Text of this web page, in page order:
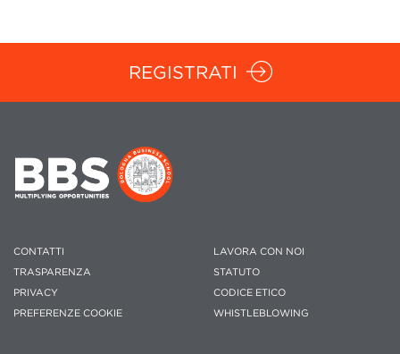
REGISTRATI
CONTATTI
TRASPARENZA
PRIVACY
PREFERENZE COOKIE
LAVORA CON NOI
STATUTO
CODICE ETICO
WHISTLEBLOWING